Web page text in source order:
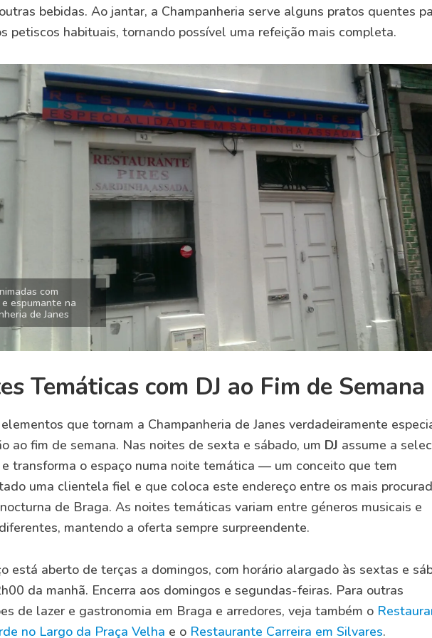
bebidas. Ao jantar, a Champanheria serve alguns pratos quentes
petiscos habituais, tornando possível uma refeição mais completa.
com
espumante na
de Janes
Temáticas com DJ ao Fim de Semana
que tornam a Champanheria de Janes verdadeiramente
ao fim de semana. Nas noites de sexta e sábado, um DJ assume a
transforma o espaço numa noite temática — um conceito que tem
uma clientela fiel e que coloca este endereço entre os mais
de Braga. As noites temáticas variam entre géneros musicais e
mantendo a oferta sempre surpreendente.
está aberto de terças a domingos, com horário alargado às sextas e
da manhã. Encerra aos domingos e segundas-feiras. Para outras
de lazer e gastronomia em Braga e arredores, veja também o
no Largo da Praça Velha e o Restaurante Carreira em Silvares.